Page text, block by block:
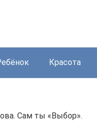
Красота
Сам ты «Выбор».